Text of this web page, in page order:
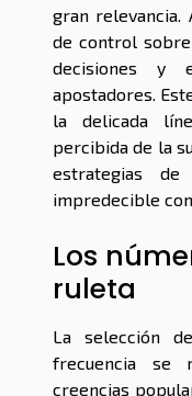
gran relevancia.
de control
decisiones y
apostadores.
la delicada
percibida de la
estrategias
impredecible
Los
ruleta
La selección
frecuencia se
creencias